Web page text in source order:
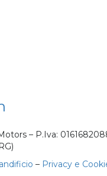
– P.Iva:
– Privacy e